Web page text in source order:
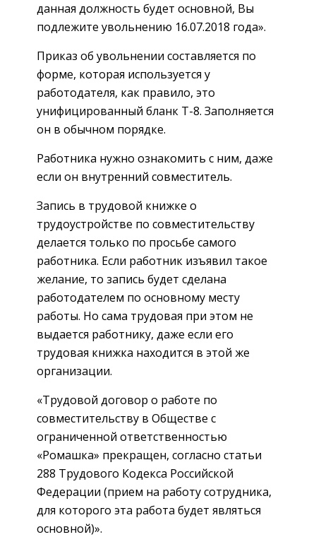
данная должность будет основной, Вы
подлежите увольнению 16.07.2018 года».
Приказ об увольнении составляется по
форме, которая используется у
работодателя, как правило, это
унифицированный бланк Т-8. Заполняется
он в обычном порядке.
Работника нужно ознакомить с ним, даже
если он внутренний совместитель.
Запись в трудовой книжке о
трудоустройстве по совместительству
делается только по просьбе самого
работника. Если работник изъявил такое
желание, то запись будет сделана
работодателем по основному месту
работы. Но сама трудовая при этом не
выдается работнику, даже если его
трудовая книжка находится в этой же
организации.
«Трудовой договор о работе по
совместительству в Обществе с
ограниченной ответственностью
«Ромашка» прекращен, согласно статьи
288 Трудового Кодекса Российской
Федерации (прием на работу сотрудника,
для которого эта работа будет являться
основной)».